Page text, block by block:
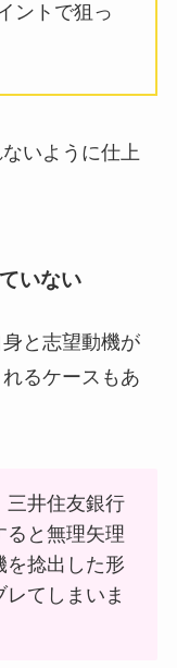
ントで狙っ
いように仕上
いない
と志望動機が
るケースもあ
三井住友銀行
ると無理矢理
を捻出した形
てしまいま